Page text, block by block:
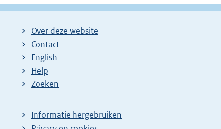
Over deze website
Contact
English
Help
Zoeken
Informatie hergebruiken